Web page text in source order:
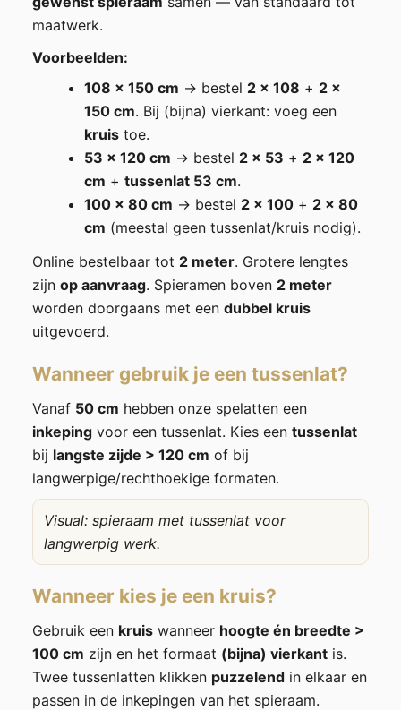
maatwerk.
Voorbeelden:
108 × 150 cm → bestel 2 × 108 + 2 ×
150 cm. Bij (bijna) vierkant: voeg een
kruis toe.
53 × 120 cm → bestel 2 × 53 + 2 × 120
cm + tussenlat 53 cm.
100 × 80 cm → bestel 2 × 100 + 2 × 80
cm (meestal geen tussenlat/kruis nodig).
Online bestelbaar tot 2 meter. Grotere lengtes
zijn op aanvraag. Spieramen boven 2 meter
worden doorgaans met een dubbel kruis
uitgevoerd.
Wanneer gebruik je een tussenlat?
Vanaf 50 cm hebben onze spelatten een
inkeping voor een tussenlat. Kies een tussenlat
bij langste zijde > 120 cm of bij
langwerpige/rechthoekige formaten.
Visual: spieraam met tussenlat voor
langwerpig werk.
Wanneer kies je een kruis?
Gebruik een kruis wanneer hoogte én breedte >
100 cm zijn en het formaat (bijna) vierkant is.
Twee tussenlatten klikken puzzelend in elkaar en
passen in de inkepingen van het spieraam.